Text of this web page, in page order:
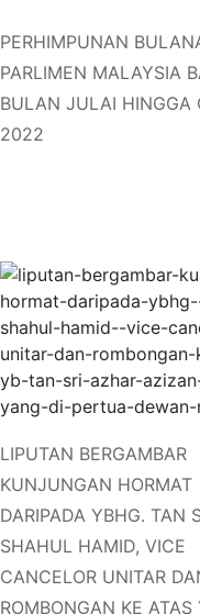
PERHIMPUNAN
PARLIMEN MALAYSIA
BULAN JULAI HINGGA
2022
LIPUTAN BERGAMBAR
KUNJUNGAN HORMAT
DARIPADA YBHG. TAN
SHAHUL HAMID, VICE
CANCELOR UNITAR
ROMBONGAN KE ATAS